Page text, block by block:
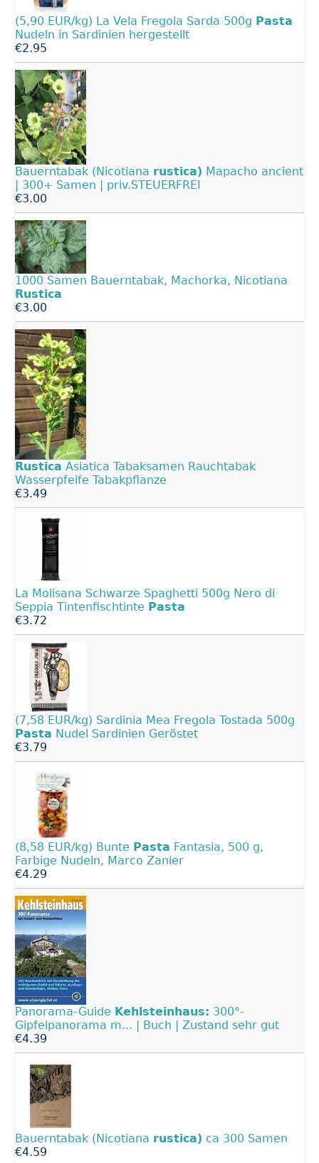
(5,90 EUR/kg) La Vela Fregola Sarda 500g Pasta
Nudeln in Sardinien hergestellt
€2.95
Bauerntabak (Nicotiana rustica) Mapacho ancient
| 300+ Samen | priv.STEUERFREI
€3.00
1000 Samen Bauerntabak, Machorka, Nicotiana
Rustica
€3.00
Rustica Asiatica Tabaksamen Rauchtabak
Wasserpfeife Tabakpflanze
€3.49
La Molisana Schwarze Spaghetti 500g Nero di
Seppia Tintenfischtinte Pasta
€3.72
(7,58 EUR/kg) Sardinia Mea Fregola Tostada 500g
Pasta Nudel Sardinien Geröstet
€3.79
(8,58 EUR/kg) Bunte Pasta Fantasia, 500 g,
Farbige Nudeln, Marco Zanier
€4.29
Panorama-Guide Kehlsteinhaus: 300°-
Gipfelpanorama m... | Buch | Zustand sehr gut
€4.39
Bauerntabak (Nicotiana rustica) ca 300 Samen
€4.59